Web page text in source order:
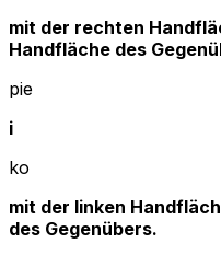
mit der rechten
Handfläche des
pie
i
ko
mit der linken
des Gegenübers.